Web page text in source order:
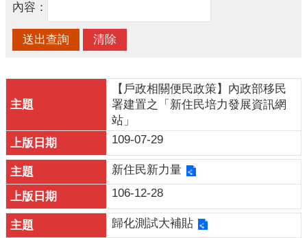
民
服
人
統
計
最
新
消
息
內容：
【戶政相關便民政策】內政部移民
署建置之「新住民培力發展資訊網
站」
109-07-29
新住民新力量
106-12-28
歸化測試大補貼